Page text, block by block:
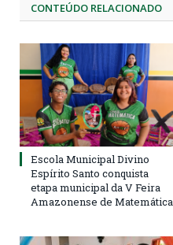
CONTEÚDO RELACIONADO
Escola Municipal Divino
Espírito Santo conquista
etapa municipal da V Feira
Amazonense de Matemática